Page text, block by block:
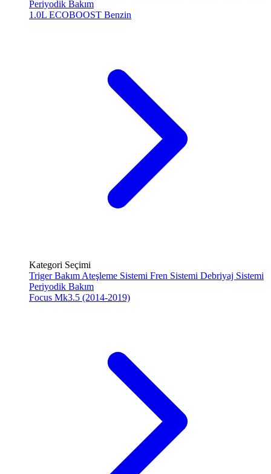
Periyodik Bakım
1.0L ECOBOOST Benzin
Kategori Seçimi
Triger Bakım Ateşleme Sistemi Fren Sistemi Debriyaj Sistemi
Periyodik Bakım
Focus Mk3.5 (2014-2019)